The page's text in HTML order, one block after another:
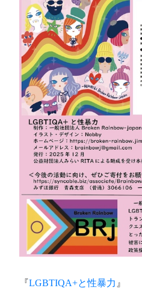
『LGBTIQA+と性暴力 』